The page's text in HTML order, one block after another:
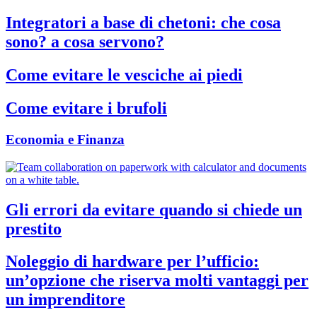
Integratori a base di chetoni: che cosa
sono? a cosa servono?
Come evitare le vesciche ai piedi
Come evitare i brufoli
Economia e Finanza
Gli errori da evitare quando si chiede un
prestito
Noleggio di hardware per l’ufficio:
un’opzione che riserva molti vantaggi per
un imprenditore